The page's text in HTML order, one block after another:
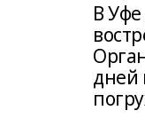
В
дней